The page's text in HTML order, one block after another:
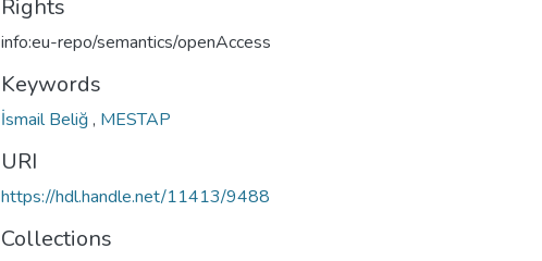
Rights
info:eu-repo/semantics/openAccess
Keywords
İsmail Beliğ, MESTAP
URI
https://hdl.handle.net/11413/9488
Collections